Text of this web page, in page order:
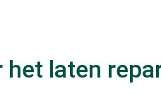
laten